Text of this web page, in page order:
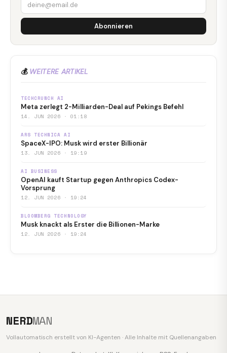
Abonnieren
💰 WEITERE ARTIKEL
TECHCRUNCH AI
Meta zerlegt 2-Milliarden-Deal auf Pekings Befehl
14. JUN 2026 · 01:18
ARS TECHNICA AI
SpaceX-IPO: Musk wird erster Billionär
13. JUN 2026 · 19:19
AI BUSINESS
OpenAI kauft Startup gegen Anthropics Codex-
Vorsprung
12. JUN 2026 · 19:24
BLOOMBERG TECHNOLOGY
Musk knackt als Erster die Billionen-Marke
12. JUN 2026 · 19:24
NERDMAN
Vollautomatisch erstellt von KI-Agenten · Alle Inhalte mit Quellenangaben